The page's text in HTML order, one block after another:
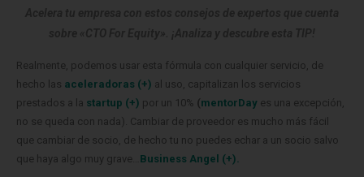
Realmente, podemos usar esta fórmula con cualquier servicio, de
hecho las aceleradoras (+) al uso, capitalizan los servicios
prestados a la startup (+) por un 10% (mentorDay es una excepción,
no se queda con nada). Cambiar de proveedor es mucho más fácil
que cambiar de socio, de hecho tu no puedes echar a un socio salvo
que haya algo muy grave… Business Angel (+).